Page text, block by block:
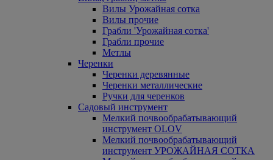
Вилы Урожайная сотка
Вилы прочие
Грабли 'Урожайная сотка'
Грабли прочие
Метлы
Черенки
Черенки деревянные
Черенки металлические
Ручки для черенков
Садовый инструмент
Мелкий почвообрабатывающий
инструмент OLOV
Мелкий почвообрабатывающий
инструмент УРОЖАЙНАЯ СОТКА